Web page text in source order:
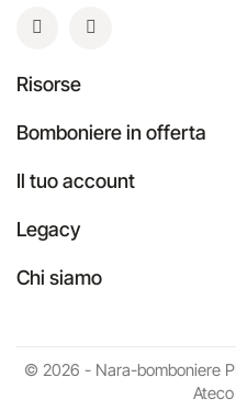
Risorse
Bomboniere in offerta
Il tuo account
Legacy
Chi siamo
© 2026 - Nara-bomboniere